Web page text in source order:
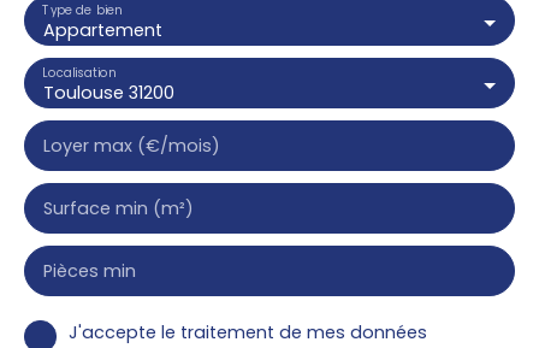
Appartement
Type de bien
Toulouse 31200
Localisation
Loyer max (€/mois)
Surface min (m²)
Pièces min
J'accepte le traitement de mes données